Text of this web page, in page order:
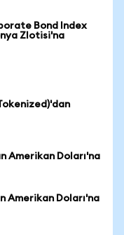
Bond Index
Zlotisi'na
Amerikan Doları'na
Amerikan Doları'na